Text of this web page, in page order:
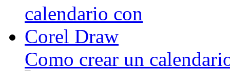
Como crear un